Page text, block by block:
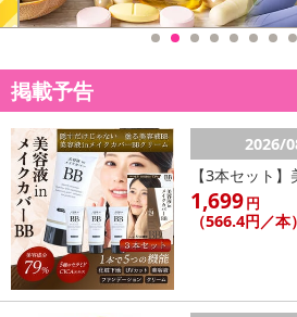
休業日
■その他共通および商品カテゴリー別注
さい）
こちらの情報は2026年07
掲載予告
2026/
【3本セット
1,699円
（566.4円／本）